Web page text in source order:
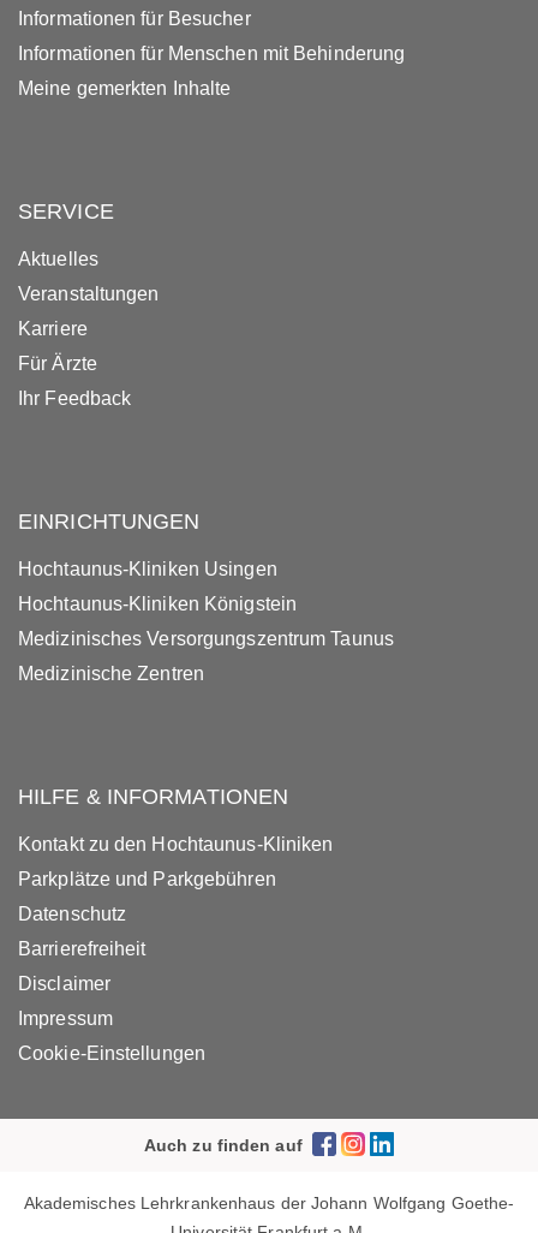
Informationen für Besucher
Informationen für Menschen mit Behinderung
Meine gemerkten Inhalte
SERVICE
Aktuelles
Veranstaltungen
Karriere
Für Ärzte
Ihr Feedback
EINRICHTUNGEN
Hochtaunus-Kliniken Usingen
Hochtaunus-Kliniken Königstein
Medizinisches Versorgungszentrum Taunus
Medizinische Zentren
HILFE & INFORMATIONEN
Kontakt zu den Hochtaunus-Kliniken
Parkplätze und Parkgebühren
Datenschutz
Barrierefreiheit
Disclaimer
Impressum
Cookie-Einstellungen
Auch zu finden auf
Akademisches Lehrkrankenhaus der Johann Wolfgang Goethe-